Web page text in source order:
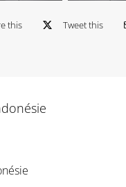
this Tweet this